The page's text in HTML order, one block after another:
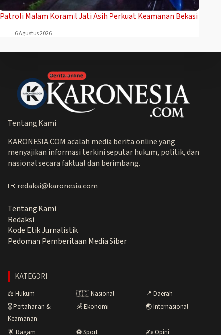
Patroli Malam Koramil Jati Asih Perkuat Keamanan Bekasi
6 Agustus 2026
Tentang Kami
KARONESIA.COM adalah media berita online yang
menyajikan informasi terkini seputar hukum, politik, dan
nasional secara faktual dan berimbang.
📧 redaksi@karonesia.com
Tentang Kami
Redaksi
Kode Etik Jurnalistik
Pedoman Pemberitaan Media Siber
KATEGORI
⚖️ Hukum 🇮🇩 Nasional
📍 Daerah
🎖️ Pertahanan &
Keamanan
💰 Ekonomi 🌏 Internasional
🌟 Ragam ⚽ Sport ✍️ Opini